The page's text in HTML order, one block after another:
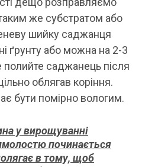
же субстратом або
шийку саджанця
ґрунту або можна на 2-3
саджанець після
облягав коріння.
бути помірно вологим.
у вирощуванні
починається
в тому, щоб